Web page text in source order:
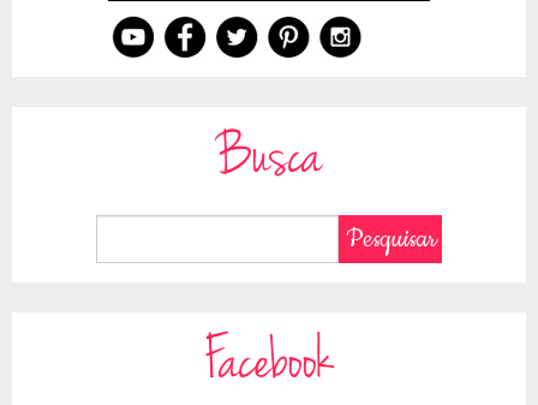
Busca
Facebook